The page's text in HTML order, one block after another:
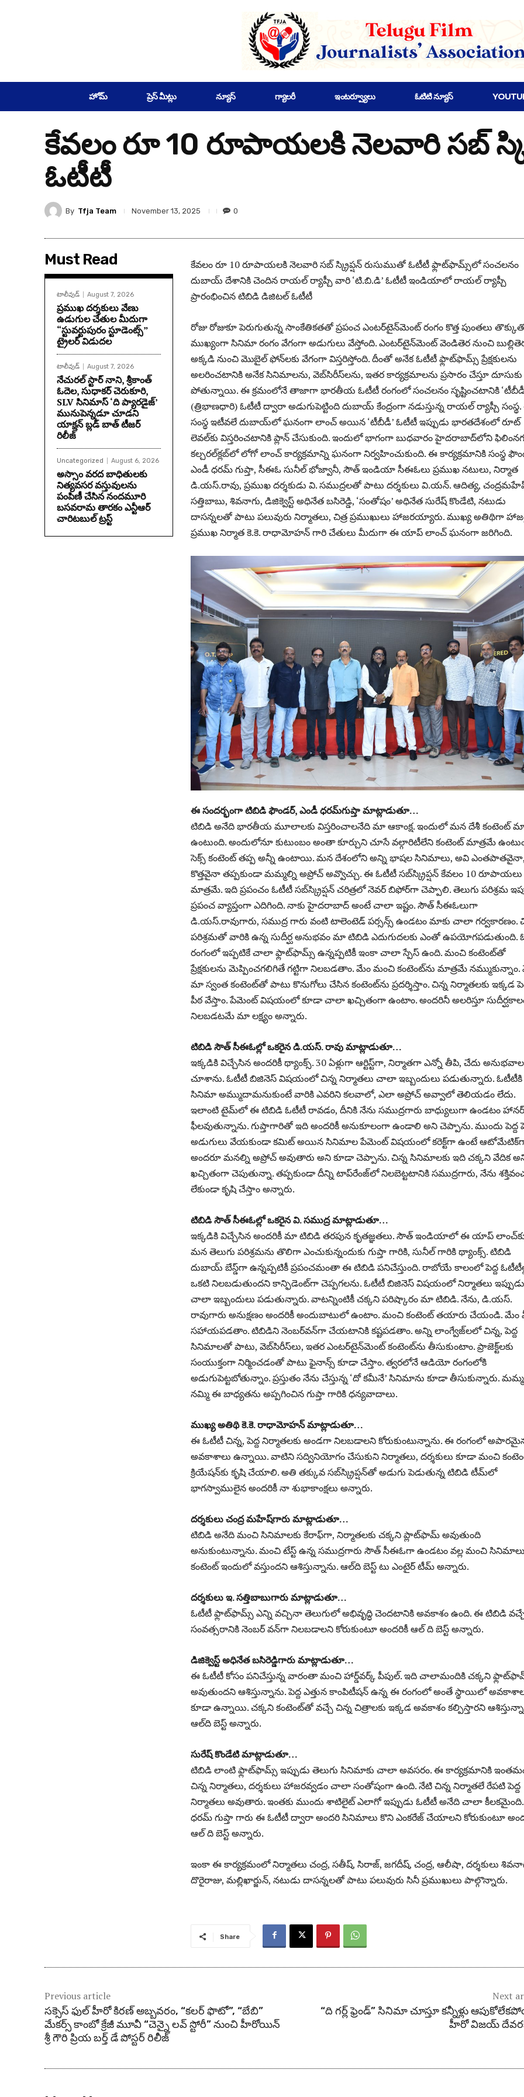
హోమ్ ప్రెస్ మీట్లు న్యూస్ గ్యాలరీ ఇంటర్వ్యూలు ఓటిటి న్యూస్
కేవలం రూ 10 రూపాయలకి నెలవారి సబ్
ఓటీటీ
By Tfja Team November 13, 2025 0
Must Read
టాలీవుడ్ August 7, 2026
ప్రముఖ దర్శకులు వేణు
ఉడుగుల చేతుల మీదుగా
“స్టువర్టుపురం స్టూడెంట్స్”
ట్రైలర్ విడుదల
టాలీవుడ్ August 7, 2026
నేచురల్ స్టార్ నాని, శ్రీకాంత్
ఓదెల, సుధాకర్ చెరుకూరి,
SLV సినిమాస్ ‘ది ప్యారడైజ్’
మునుపెన్నడూ చూడని
యాక్షన్ బ్లడ్ బాత్ టీజర్
రిలీజ్
Uncategorized August 6, 2026
అస్సాం వరద బాధితులకు
నిత్యవసర వస్తువులను
పంపిణీ చేసిన నందమూరి
బసవరామ తారకం ఎన్టీఆర్
చారిటబుల్ ట్రస్ట్
కేవలం రూ 10 రూపాయలకి నెలవారి సబ్ స్క్రిప్షన్ రుసుముతో ఓటీటీ ఫ్లాట్‌ఫామ్స్‌లో సంచలనం
దుబాయ్ దేశానికి చెందిన రాయల్‌ ర్యాప్చీ వారి ‘టి.బి.డి’ ఓటీటీ ఇండియాలో రాయల్‌ ర్యాప్చీ
ప్రారంభించిన టిబిడి డిజిటల్‌ ఓటీటీ
రోజు రోజుకూ పెరుగుతున్న సాంకేతికతతో ప్రపంచ ఎంటర్‌టైన్‌మెంట్‌ రంగం కొత్త పుంతలు
ముఖ్యంగా సినిమా రంగం వేగంగా అడుగులు వేస్తోంది. ఎంటర్‌టైన్‌మెంట్‌ వెండితెర నుంచి
అక్కడి నుంచి మొబైల్‌ ఫోన్‌లకు వేగంగా విస్తరిస్తోంది. దీంతో అనేక ఓటీటీ ఫ్లాట్‌ఫామ్స్‌ ప్రేక్షకులను
అలరించటానికి అనేక సినిమాలను, వెబ్‌సిరీస్‌లను, ఇతర కార్యక్రమాలను ప్రసారం చేస్తూ దూసుకు
పోతున్నాయి. ఈ క్రమంలోనే తాజాగా భారతీయ ఓటీటీ రంగంలో సంచలనం సృష్టించటానికి
(త్రిభాణధారి) ఓటీటీ ద్వారా అడుగుపెట్టింది దుబాయ్‌ కేంద్రంగా నడుస్తున్న రాయల్‌ ర్యాప్చీ
సంస్థ ఇటీవలే దుబాయ్‌లో ఘనంగా లాంచ్‌ అయిన ‘టీబీడీ’ ఓటీటీ ఇప్పుడు భారతదేశంలో రూట్‌
లెవల్‌కు విస్తరించటానికి ప్లాన్‌ చేసుకుంది. ఇందులో భాగంగా బుధవారం హైదరాబాద్‌లోని
కల్చరల్‌క్లబ్‌లో లోగో లాంచ్‌ కార్యక్రమాన్ని ఘనంగా నిర్వహించుకుంది. ఈ కార్యక్రమానికి సంస్థ
ఎండీ ధరమ్‌ గుప్తా, సీఈఓ సునీల్‌ భోజ్వానీ, సౌత్‌ ఇండియా సీఈఓలు ప్రముఖ నటులు, నిర్మాత
డి.యస్‌.రావు, ప్రముఖ దర్శకుడు వి. సముద్రలతో పాటు దర్శకులు వి.యన్‌. ఆదిత్య,
సత్తిబాబు, శివనాగు, డిజిక్వెస్ట్‌ అధినేత బసిరెడ్డి, ‘సంతోషం’ అధినేత సురేష్‌ కొండేటి, నటుడు
దాసన్నలతో పాటు పలువురు నిర్మాతలు, చిత్ర ప్రముఖులు హాజరయ్యారు. ముఖ్య అతిథిగా
ప్రముఖ నిర్మాత కె.కె. రాధామోహన్‌ గారి చేతులు మీదుగా ఈ యాప్‌ లాంచ్‌ ఘనంగా జరిగింది.
ఈ సందర్భంగా టిబిడి ఫౌండర్‌, ఎండీ ధరమ్‌గుప్తా మాట్లాడుతూ…
టిబిడి అనేది భారతీయ మూలాలకు విస్తరించాలనేది మా ఆకాంక్ష. ఇందులో మన దేశీ కంటెంట్‌
ఉంటుంది. అందులోనూ కుటుంబం అంతా కూర్చుని చూసే వల్గారిటీలేని కంటెంట్‌ మాత్రమే
సెక్స్‌ కంటెంట్‌ తప్ప అన్నీ ఉంటాయి. మన దేశంలోని అన్ని భాషల సినిమాలు, అవి ఎంతపాతవైనా,
కొత్తవైనా తప్పకుండా మమ్మల్ని అప్రోచ్‌ అవ్వొచ్చు. ఈ ఓటీటీ సబ్‌స్క్రిప్షన్‌ కేవలం 10 రూపాయలు
మాత్రమే. ఇది ప్రపంచం ఓటీటీ సబ్‌స్క్రిప్షన్‌ చరిత్రలో నెవర్‌ బిఫోర్‌గా చెప్పాలి. తెలుగు పరిశ్రమ
ప్రపంచ వ్యాప్తంగా ఎదిగింది. నాకు హైదరాబాద్‌ అంటే చాలా ఇష్టం. సౌత్‌ సీఈఓలుగా
డి.యస్‌.రావుగారు, సముద్ర గారు వంటి టాలెంటెడ్‌ పర్సన్స్‌ ఉండటం మాకు చాలా గర్వకారణం.
పరిశ్రమతో వారికి ఉన్న సుదీర్ఘ అనుభవం మా టిబిడి ఎదుగుదలకు ఎంతో ఉపయోగపడుతుంది.
రంగంలో ఇప్పటికే చాలా ఫ్లాట్‌ఫామ్స్‌ ఉన్నప్పటికీ ఇంకా చాలా స్పేస్‌ ఉంది. మంచి కంటెంట్‌తో
ప్రేక్షకులను మెప్పించగలిగితే గట్టిగా నిలబడతాం. మేం మంచి కంటెంట్‌ను మాత్రమే
మా స్వంత కంటెంట్‌తో పాటు కొనుగోలు చేసిన కంటెంట్‌ను ప్రదర్శిస్తాం. చిన్న నిర్మాతలకు ఇక్కడ
పీఠ వేస్తాం. పేమెంట్‌ విషయంలో కూడా చాలా ఖచ్చితంగా ఉంటాం. అందరినీ అలరిస్తూ
నిలబడటమే మా లక్ష్యం అన్నారు.
టిబిడి సౌత్‌ సీఈఓల్లో ఒకరైన డి.యస్‌. రావు మాట్లాడుతూ…
ఇక్కడికి విచ్చేసిన అందరికీ థ్యాంక్స్‌. 30 ఏళ్లుగా ఆర్టిస్ట్‌గా, నిర్మాతగా ఎన్నో తీపి, చేదు
చూశాను. ఓటీటీ బిజినెస్‌ విషయంలో చిన్న నిర్మాతలు చాలా ఇబ్బందులు పడుతున్నారు. ఓటీటీకి
సినిమా అమ్ముదామనుకుంటే వారికి ఎవరిని కలవాలో, ఎలా అప్రోచ్‌ అవ్వాలో తెలియడం లేదు.
ఇలాంటి టైమ్‌లో ఈ టిబిడి ఓటీటీ రావడం, దీనికి నేను సముద్రగారు బాధ్యులుగా ఉండటం
ఫీలవుతున్నాను. గుప్తాగారితో ఇది అందరికీ అనుకూలంగా ఉండాలి అని చెప్పాను. ముందు పెద్ద
అడుగులు వేయకుండా కమిట్‌ అయిన సినిమాల పేమెంట్‌ విషయంలో కరెక్ట్‌గా ఉంటే
అందరూ మనల్ని అప్రోచ్‌ అవుతారు అని కూడా చెప్పాను. చిన్న సినిమాలకు ఇది చక్కని వేదిక
ఖచ్చితంగా చెపుతున్నా. తప్పకుండా దీన్ని టాప్‌రేంజ్‌లో నిలబెట్టటానికి సముద్రగారు, నేను
లేకుండా కృషి చేస్తాం అన్నారు.
టిబిడి సౌత్‌ సీఈఓల్లో ఒకరైన వి. సముద్ర మాట్లాడుతూ…
ఇక్కడికి విచ్చేసిన అందరికీ మా టిబిడి తరపున కృతజ్ఞతలు. సౌత్‌ ఇండియాలో ఈ యాప్‌
మన తెలుగు పరిశ్రమను తొలిగా ఎంచుకున్నందుకు గుప్తా గారికి, సునీల్‌ గారికి థ్యాంక్స్‌. టిబిడి
దుబాయ్‌ బేస్డ్‌గా ఉన్నప్పటికీ ప్రపంచమంతా ఈ టిబిడి పనిచేస్తుంది. రాబోయే కాలంలో పెద్ద
ఒకటి నిలబడుతుందని కాన్ఫిడెంట్‌గా చెప్పగలను. ఓటీటీ బిజినెస్‌ విషయంలో నిర్మాతలు ఇప్పుడు
చాలా ఇబ్బందులు పడుతున్నారు. వాటన్నింటికీ చక్కని పరిష్కారం మా టిబిడి. నేను, డి.యస్‌.
రావుగారు అనుక్షణం అందరికీ అందుబాటులో ఉంటాం. మంచి కంటెంట్‌ తయారు చేయండి. మేం
సహాయపడతాం. టిబిడిని నెంబర్‌వన్‌గా చేయటానికి కష్టపడతాం. అన్ని లాంగ్వేజ్‌లలో చిన్న, పెద్ద
సినిమాలతో పాటు, వెబ్‌సిరీస్‌లు, ఇతర ఎంటర్‌టైన్‌మెంట్‌ కంటెంట్‌ను తీసుకుంటాం. ప్రాజెక్ట్‌లకు
సంయుక్తంగా నిర్మించడంతో పాటు ఫైనాన్స్‌ కూడా చేస్తాం. త్వరలోనే ఆడియో రంగంలోకి
అడుగుపెట్టబోతున్నాం. ప్రస్తుతం నేను చేస్తున్న ‘దో కమీనే’ సినిమాను కూడా తీసుకున్నారు.
నమ్మి ఈ బాధ్యతను అప్పగించిన గుప్తా గారికి ధన్యవాదాలు.
ముఖ్య అతిథి కె.కె. రాధామోహన్‌ మాట్లాడుతూ…
ఈ ఓటీటీ చిన్న, పెద్ద నిర్మాతలకు అండగా నిలబడాలని కోరుకుంటున్నాను. ఈ రంగంలో
అవకాశాలు ఉన్నాయి. వాటిని సద్వినియోగం చేసుకుని నిర్మాతలు, దర్శకులు కూడా మంచి
క్రియేషన్‌కు కృషి చేయాలి. అతి తక్కువ సబ్‌స్క్రిప్షన్‌తో అడుగు పెడుతున్న టిబిడి టీమ్‌లో
భాగస్వాములైన అందరికీ నా శుభాకాంక్షలు అన్నారు.
దర్శకులు చంద్ర మహేష్‌గారు మాట్లాడుతూ…
టిబిడి అనేది మంచి సినిమాలకు కేరాఫ్‌గా, నిర్మాతలకు చక్కని ప్లాట్‌ఫామ్‌ అవుతుంది
అనుకుంటున్నాను. మంచి టేస్ట్‌ ఉన్న సముద్రగారు సౌత్‌ సీఈఓగా ఉండటం వల్ల మంచి
కంటెంట్‌ ఇందులో వస్తుందని ఆశిస్తున్నాను. ఆల్‌ది బెస్ట్‌ టు ఎంటైర్‌ టీమ్‌ అన్నారు.
దర్శకులు ఇ. సత్తిబాబుగారు మాట్లాడుతూ…
ఓటీటీ ఫ్లాట్‌ఫామ్స్‌ ఎన్ని వచ్చినా తెలుగులో అభివృద్ధి చెందటానికి అవకాశం ఉంది. ఈ టిబిడి
సంవత్సరానికి నెంబర్‌ వన్‌గా నిలబడాలని కోరుకుంటూ అందరికీ ఆల్‌ ది బెస్ట్‌ అన్నారు.
డిజిక్వెస్ట్‌ అధినేత బసిరెడ్డిగారు మాట్లాడుతూ…
ఈ ఓటీటీ కోసం పనిచేస్తున్న వారంతా మంచి హార్డ్‌వర్క్‌ పీపుల్‌. ఇది చాలామందికి చక్కని
అవుతుందని ఆశిస్తున్నాను. పెద్ద ఎత్తున కాంపిటీషన్‌ ఉన్న ఈ రంగంలో అంతే స్థాయిలో
కూడా ఉన్నాయి. చక్కని కంటెంట్‌తో వచ్చే చిన్న చిత్రాలకు ఇక్కడ అవకాశం కల్పిస్తారని
ఆల్‌ది బెస్ట్‌ అన్నారు.
సురేష్‌ కొండేటి మాట్లాడుతూ…
టిబిడి లాంటి ఫ్లాట్‌ఫామ్స్‌ ఇప్పుడు తెలుగు సినిమాకు చాలా అవసరం. ఈ కార్యక్రమానికి
చిన్న నిర్మాతలు, దర్శకులు హాజరవ్వడం చాలా సంతోషంగా ఉంది. నేటి చిన్న నిర్మాతలే రేపటి పెద్ద
నిర్మాతలు అవుతారు. ఇంతకు ముందు శాటిలైట్‌ ఎలాగో ఇప్పుడు ఓటీటీ అనేది చాలా కీలకమైంది.
ధరమ్‌ గుప్తా గారు ఈ ఓటీటీ ద్వారా అందరి సినిమాలు కొని ఎంకరేజ్‌ చేయాలని కోరుకుంటూ
ఆల్‌ ది బెస్ట్‌ అన్నారు.
ఇంకా ఈ కార్యక్రమంలో నిర్మాతలు చంద్ర, సతీష్‌, సిరాజ్‌, జగదీష్‌, చంద్ర, ఆలీషా, దర్శకులు
దొరైరాజు, మల్లిఖార్జున్‌, నటుడు దాసన్నలతో పాటు పలువురు సినీ ప్రముఖులు పాల్గొన్నారు.
Share
Previous article
సక్సెస్ ఫుల్ హీరో కిరణ్ అబ్బవరం, “కలర్ ఫొటో”, “బేబి”
మేకర్స్ కాంబో క్రేజీ మూవీ “చెన్నై లవ్ స్టోరీ” నుంచి హీరోయిన్
శ్రీ గౌరి ప్రియ బర్త్ డే పోస్టర్ రిలీజ్
Next
“ది గర్ల్ ఫ్రెండ్” సినిమా చూస్తూ కన్నీళ్లు
హీరో విజయ్